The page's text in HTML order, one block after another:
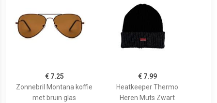
€ 7.25
Zonnebril Montana koffie
met bruin glas
€ 7.99
Heatkeeper Thermo
Heren Muts Zwart